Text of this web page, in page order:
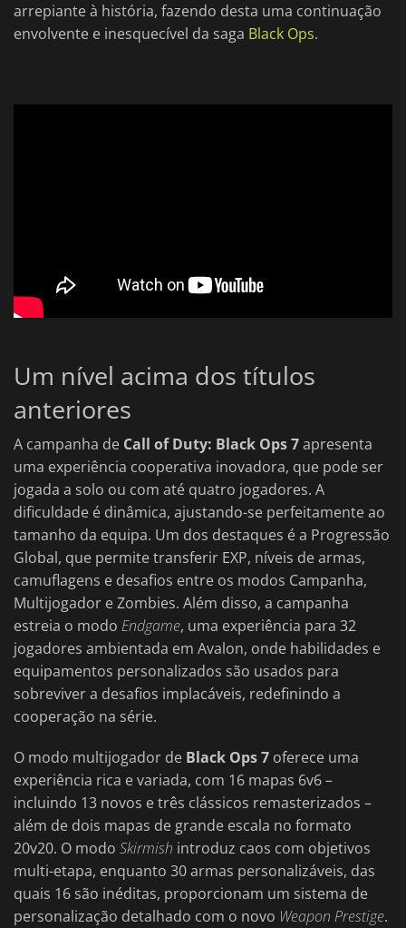
arrepiante à história, fazendo desta uma continuação
envolvente e inesquecível da saga Black Ops.
Um nível acima dos títulos
anteriores
A campanha de Call of Duty: Black Ops 7apresenta
uma experiência cooperativa inovadora, que pode ser
jogada a solo ou com até quatro jogadores. A
dificuldade é dinâmica, ajustando-se perfeitamente ao
tamanho da equipa. Um dos destaques é a Progressão
Global, que permite transferir EXP, níveis de armas,
camuflagens e desafios entre os modos Campanha,
Multijogador e Zombies. Além disso, a campanha
estreia o modo Endgame, uma experiência para 32
jogadores ambientada em Avalon, onde habilidades e
equipamentos personalizados são usados para
sobreviver a desafios implacáveis, redefinindo a
cooperação na série.
O modo multijogador de Black Ops 7 oferece uma
experiência rica e variada, com 16 mapas 6v6 –
incluindo 13 novos e três clássicos remasterizados –
além de dois mapas de grande escala no formato
20v20. O modo Skirmish introduz caos com objetivos
multi-etapa, enquanto 30 armas personalizáveis, das
quais 16 são inéditas, proporcionam um sistema de
personalização detalhado com o novo Weapon Prestige.